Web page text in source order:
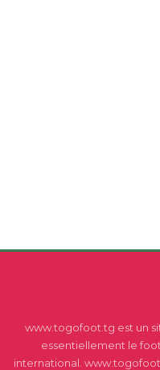
www.togofoot.tg est un
essentiellement le
international.